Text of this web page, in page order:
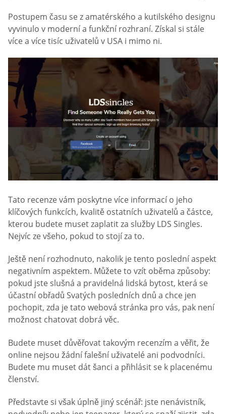
Postupem času se z amatérského a kutilského designu
vyvinulo v moderní a funkční rozhraní. Získal si stále
více a více tisíc uživatelů v USA i mimo ni.
Tato recenze vám poskytne více informací o jeho
klíčových funkcích, kvalitě ostatních uživatelů a částce,
kterou budete muset zaplatit za služby LDS Singles.
Nejvíc ze všeho, pokud to stojí za to.
Ještě není rozhodnuto, nakolik je tento poslední aspekt
negativním aspektem. Můžete to vzít oběma způsoby:
pokud jste slušná a pravidelná lidská bytost, která se
účastní obřadů Svatých posledních dnů a chce jen
pochopit, zda je tato webová stránka pro vás, pak není
možnost chatovat dobrá věc.
Budete muset důvěřovat takovým recenzím a věřit, že
online nejsou žádní falešní uživatelé ani podvodníci.
Budete mu muset dát šanci a přihlásit se k placenému
členství.
Představte si však úplně jiný scénář: jste nenávistník,